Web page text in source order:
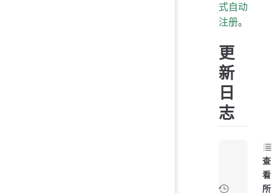
式自动
注册。
更
新
日
志
查
看
所